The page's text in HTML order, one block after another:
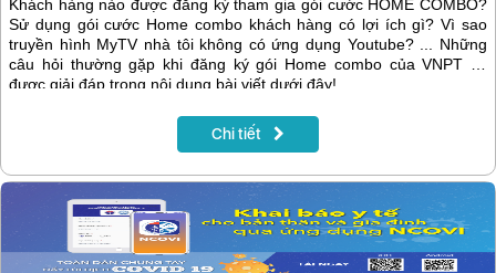
Khách hàng nào được đăng ký tham gia gói cước HOME COMBO?
Sử dụng gói cước Home combo khách hàng có lợi ích gì? Vì sao
truyền hình MyTV nhà tôi không có ứng dụng Youtube? ... Những
câu hỏi thường gặp khi đăng ký gói Home combo của VNPT sẽ
được giải đáp trong nội dung bài viết dưới đây!
Chi tiết